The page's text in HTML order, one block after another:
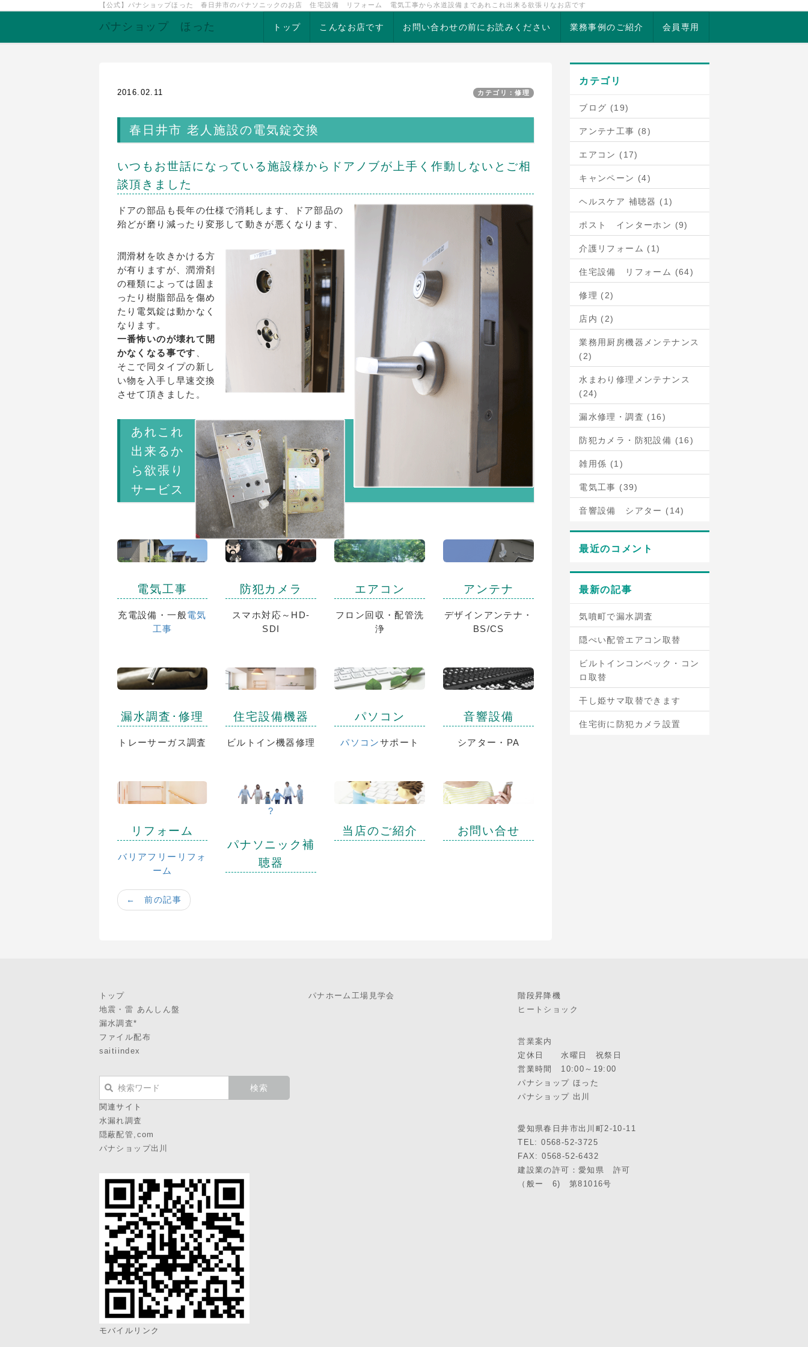
【公式】パナショップほった 春日井市のパナソニックのお店 住宅設備 リフォーム 電気工事から水道設備まであれこれ出来る欲張りなお店です
パナショップ ほった トップ こんなお店です お問い合わせの前にお読みください 業務事例のご紹介 会員専用
2016.02.11 カテゴリ：修理
春日井市 老人施設の電気錠交換
いつもお世話になっている施設様からドアノブが上手く作動しないとご相
談頂きました
ドアの部品も長年の仕様で消耗します、ドア部品の
殆どが磨り減ったり変形して動きが悪くなります、
潤滑材を吹きかける方
が有りますが、潤滑剤
の種類によっては固ま
ったり樹脂部品を傷め
たり電気錠は動かなく
なります。
一番怖いのが壊れて開
かなくなる事です
そこで同タイプの新し
い物を入手し早速交換
させて頂きました。
あれこれ
出来るか
ら欲張り
サービス
電気工事
充電設備・一般電気
工事
防犯カメラ
スマホ対応～HD-
SDI
エアコン
フロン回収・配管洗
浄
アンテナ
デザインアンテナ・
BS/CS
漏水調査･修理
トレーサーガス調査
住宅設備機器
ビルトイン機器修理
パソコン
パソコンサポート
音響設備
シアター・PA
リフォーム
バリアフリーリフォ
ーム
?
パナソニック補
聴器
当店のご紹介 お問い合せ
← 前の記事
カテゴリ
ブログ (19)
アンテナ工事 (8)
エアコン (17)
キャンペーン (4)
ヘルスケア 補聴器 (1)
ポスト インターホン (9)
介護リフォーム (1)
住宅設備 リフォーム (64)
修理 (2)
店内 (2)
業務用厨房機器メンテナンス
(2)
水まわり修理メンテナンス
(24)
漏水修理・調査 (16)
防犯カメラ・防犯設備 (16)
雑用係 (1)
電気工事 (39)
音響設備 シアター (14)
最近のコメント
最新の記事
気噴町で漏水調査
隠ぺい配管エアコン取替
ビルトインコンベック・コン
ロ取替
干し姫サマ取替できます
住宅街に防犯カメラ設置
トップ
地震・雷 あんしん盤
漏水調査*
ファイル配布
saitiindex
関連サイト
水漏れ調査
隠蔽配管,com
パナショップ出川
モバイルリンク
パナホーム工場見学会
階段昇降機
ヒートショック
営業案内
定休日 水曜日 祝祭日
営業時間 10:00～19:00
パナショップ ほった
パナショップ 出川
愛知県春日井市出川町2-10-11
TEL: 0568-52-3725
FAX: 0568-52-6432
建設業の許可：愛知県 許可
（般ー 6) 第81016号